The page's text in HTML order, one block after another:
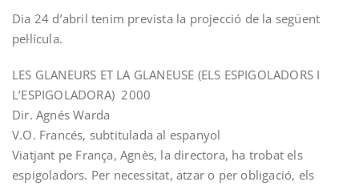
Dia 24 d’abril tenim prevista la projecció de la següent
pel·lícula.
LES GLANEURS ET LA GLANEUSE (ELS ESPIGOLADORS I
L’ESPIGOLADORA) 2000
Dir. Agnés Warda
V.O. Francés, subtitulada al espanyol
Viatjant pe França, Agnès, la directora, ha trobat els
espigoladors. Per necessitat, atzar o per obligació, els